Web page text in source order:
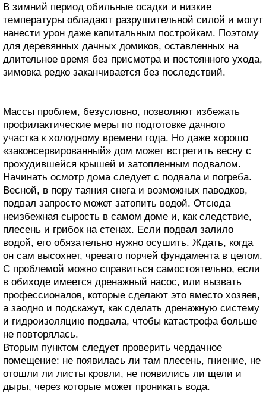
В зимний период обильные осадки и низкие
температуры обладают разрушительной силой и могут
нанести урон даже капитальным постройкам. Поэтому
для деревянных дачных домиков, оставленных на
длительное время без присмотра и постоянного ухода,
зимовка редко заканчивается без последствий.
Массы проблем, безусловно, позволяют избежать
профилактические меры по подготовке дачного
участка к холодному времени года. Но даже хорошо
«законсервированный» дом может встретить весну с
прохудившейся крышей и затопленным подвалом.
Начинать осмотр дома следует с подвала и погреба.
Весной, в пору таяния снега и возможных паводков,
подвал запросто может затопить водой. Отсюда
неизбежная сырость в самом доме и, как следствие,
плесень и грибок на стенах. Если подвал залило
водой, его обязательно нужно осушить. Ждать, когда
он сам высохнет, чревато порчей фундамента в целом.
С проблемой можно справиться самостоятельно, если
в обиходе имеется дренажный насос, или вызвать
профессионалов, которые сделают это вместо хозяев,
а заодно и подскажут, как сделать дренажную систему
и гидроизоляцию подвала, чтобы катастрофа больше
не повторялась.
Вторым пунктом следует проверить чердачное
помещение: не появилась ли там плесень, гниение, не
отошли ли листы кровли, не появились ли щели и
дыры, через которые может проникать вода.